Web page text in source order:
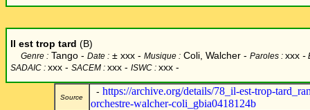
Il est trop tard (B)
Genre : Tango - Date : ± xxx - Musique : Coli, Walcher - Paroles : xxx -
SADAIC : xxx - SACEM : xxx - ISWC : xxx -
Source
- https://archive.org/details/78_il-est-trop-
orchestre-walcher-coli_gbia0418124b